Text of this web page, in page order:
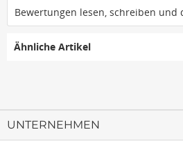
Bewertungen lesen, schreiben und
Ähnliche Artikel
UNTERNEHMEN